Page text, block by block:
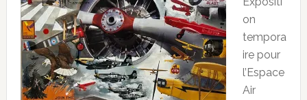
on
tempora
ire pour
l’Espace
Air